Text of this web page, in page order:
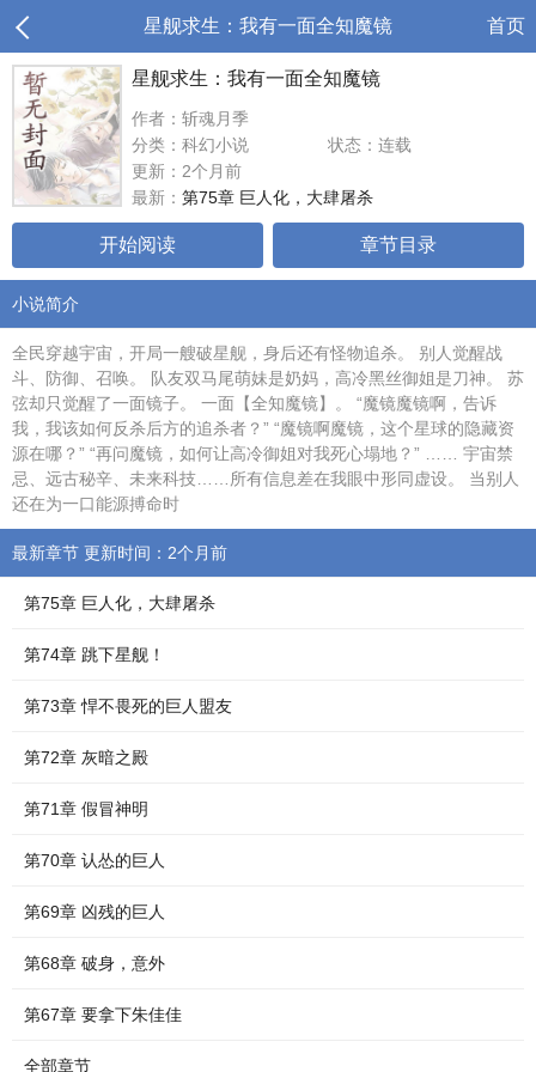
星舰求生：我有一面全知魔镜 首页
星舰求生：我有一面全知魔镜
作者：斩魂月季
分类：科幻小说
状态：连载
更新：2个月前
最新： 第75章 巨人化，大肆屠杀
开始阅读 章节目录
小说简介
全民穿越宇宙，开局一艘破星舰，身后还有怪物追杀。 别人觉醒战
斗、防御、召唤。 队友双马尾萌妹是奶妈，高冷黑丝御姐是刀神。 苏
弦却只觉醒了一面镜子。 一面【全知魔镜】。 “魔镜魔镜啊，告诉
我，我该如何反杀后方的追杀者？” “魔镜啊魔镜，这个星球的隐藏资
源在哪？” “再问魔镜，如何让高冷御姐对我死心塌地？” …… 宇宙禁
忌、远古秘辛、未来科技……所有信息差在我眼中形同虚设。 当别人
还在为一口能源搏命时
最新章节 更新时间：2个月前
第75章 巨人化，大肆屠杀
第74章 跳下星舰！
第73章 悍不畏死的巨人盟友
第72章 灰暗之殿
第71章 假冒神明
第70章 认怂的巨人
第69章 凶残的巨人
第68章 破身，意外
第67章 要拿下朱佳佳
全部章节